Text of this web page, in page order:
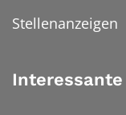
Stellenanzeigen